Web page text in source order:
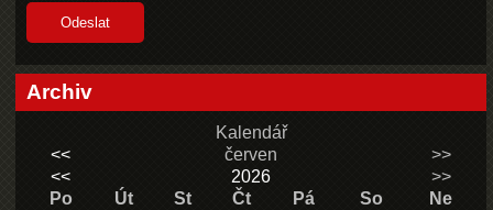
Archiv
Kalendář
<<
červen
>>
<<
2026
>>
Po
Út St Čt Pá So
Ne